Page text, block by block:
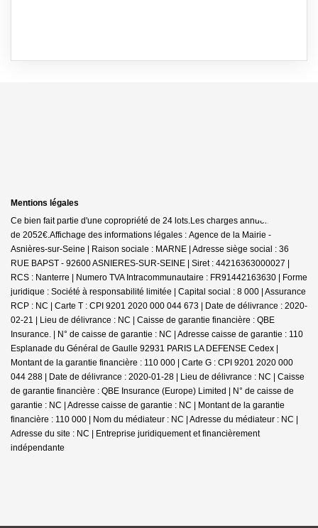
Mentions légales
Ce bien fait partie d'une copropriété de 24 lots.Les charges annuelles sont
de 2052€. Affichage des informations légales : Agence de la Mairie -
Asnières-sur-Seine | Raison sociale : MARNE | Adresse siège social : 36
RUE BAPST - 92600 ASNIERES-SUR-SEINE | Siret : 44216363000027 |
RCS : Nanterre | Numero TVA Intracommunautaire : FR91442163630 | Forme
juridique : Société à responsabilité limitée | Capital social : 8 000 | Assurance
RCP : NC | Carte T : CPI 9201 2020 000 044 673 | Date de délivrance : 2020-
02-21 | Lieu de délivrance : NC | Caisse de garantie financière : QBE
Insurance. | N° de caisse de garantie : NC | Adresse caisse de garantie : 110
Esplanade du Général de Gaulle 92931 PARIS LA DEFENSE Cedex |
Montant de la garantie financière : 110 000 | Carte G : CPI 9201 2020 000
044 288 | Date de délivrance : 2020-01-28 | Lieu de délivrance : NC | Caisse
de garantie financière : QBE Insurance (Europe) Limited | N° de caisse de
garantie : NC | Adresse caisse de garantie : NC | Montant de la garantie
financière : 110 000 | Nom du médiateur : NC | Adresse du médiateur : NC |
Adresse du site : NC | Entreprise juridiquement et financièrement
indépendante